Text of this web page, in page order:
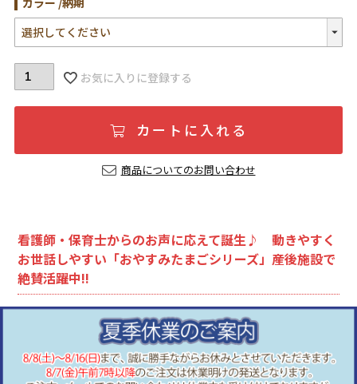
お気に入りに登録する
カートに入れる
商品についてのお問い合わせ
看護師・保育士からのお声に応えて誕生♪ 動きやすく
お世話しやすい「おやすみたまごシリーズ」産後施設で
絶賛活躍中!!